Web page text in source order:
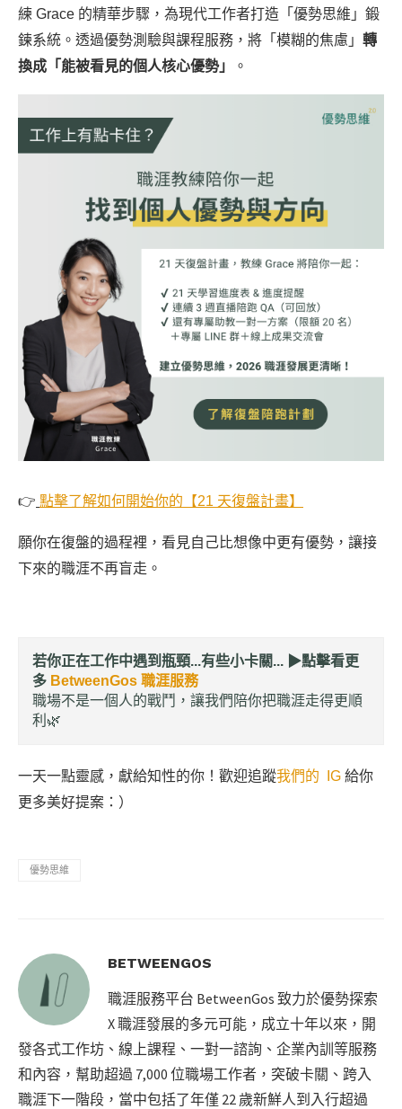
練 Grace 的精華步驟，為現代工作者打造「優勢思維」鍛
鍊系統。透過優勢測驗與課程服務，將「模糊的焦慮」 轉
換成「能被看見的個人核心優勢」
。
👉 點擊了解如何開始你的【21 天復盤計畫】
願你在復盤的過程裡，看見自己比想像中更有優勢，讓接
下來的職涯不再盲走。
若你正在工作中遇到瓶頸...有些小卡關... ▶︎點擊看更
多 BetweenGos 職涯服務
職場不是一個人的戰鬥，讓我們陪你把職涯走得更順
利🌿
一天一點靈感，獻給知性的你！歡迎追蹤我們的 IG 給你
更多美好提案：）
優勢思維
BETWEENGOS
職涯服務平台 BetweenGos 致力於優勢探索
X 職涯發展的多元可能，成立十年以來，開
發各式工作坊、線上課程、一對一諮詢、企業內訓等服務
和內容，幫助超過 7,000 位職場工作者，突破卡關、跨入
職涯下一階段，當中包括了年僅 22 歲新鮮人到入行超過